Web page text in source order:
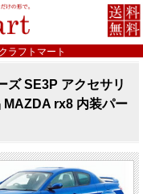
ラフトマート
ズ SE3P アクセサリ
MAZDA rx8 内装パー